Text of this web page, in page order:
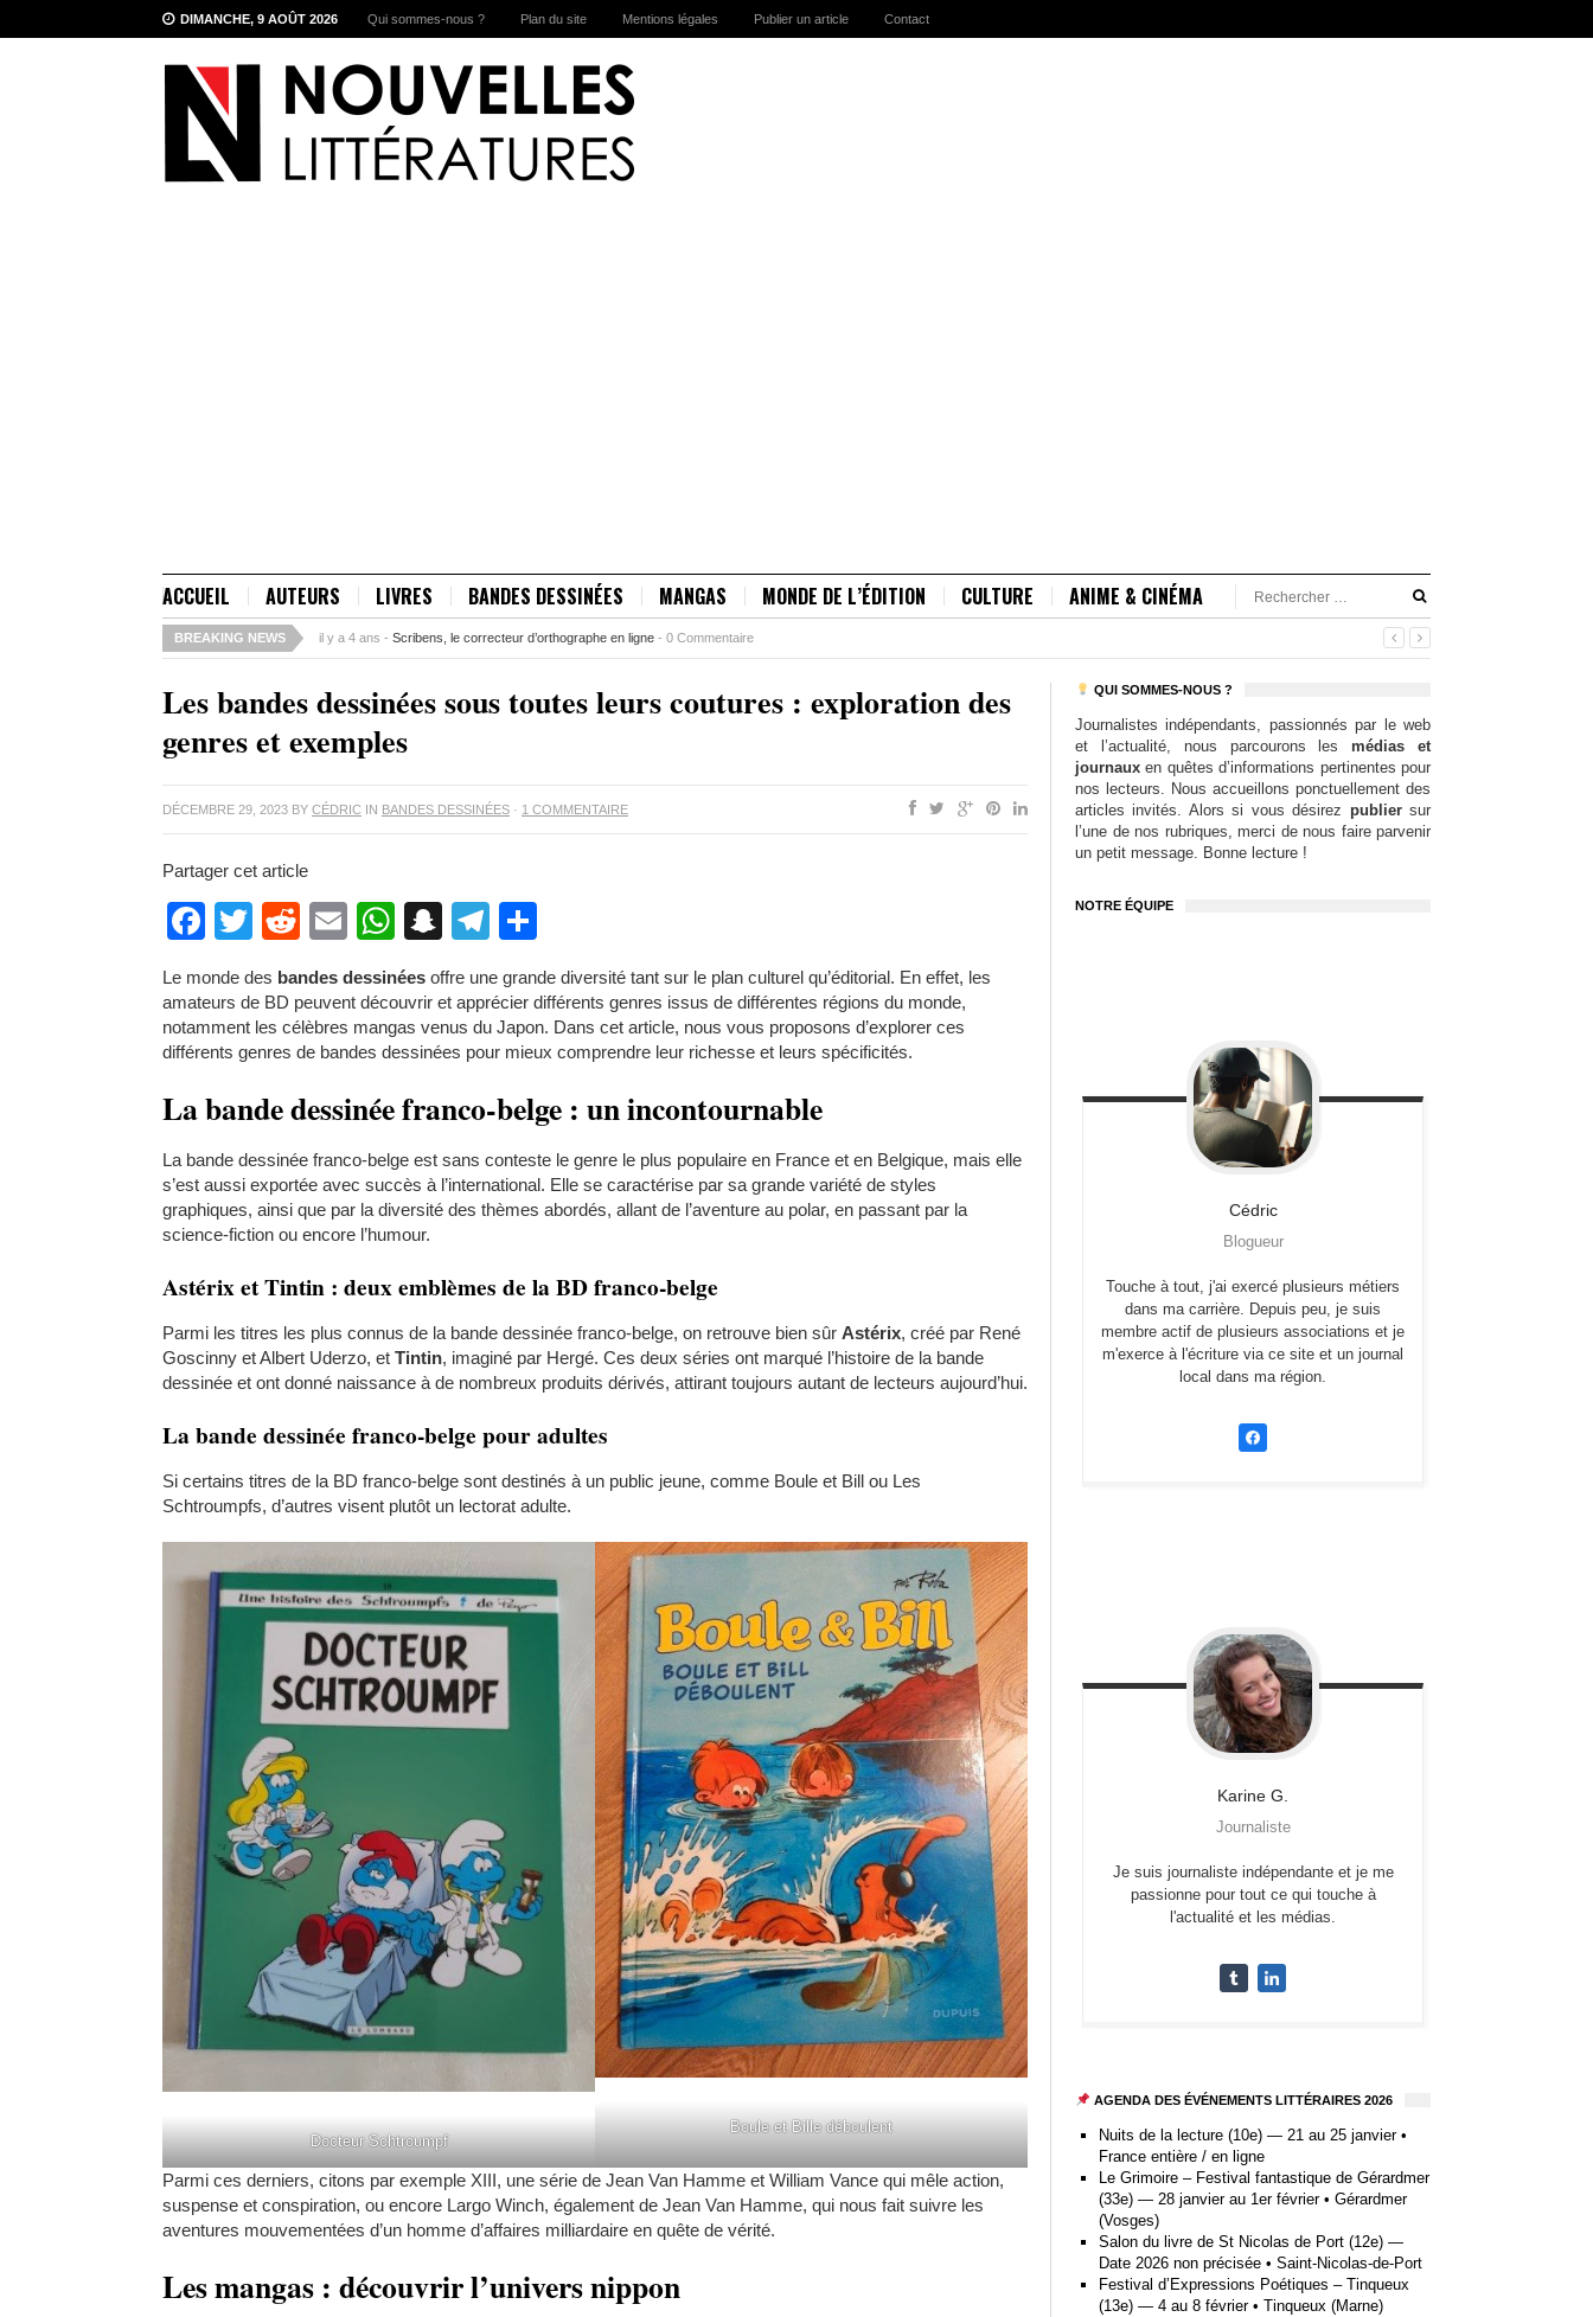
DIMANCHE, 9 AOÛT 2026 Qui sommes-nous ? Plan du site Mentions légales Publier un article Contact
ACCUEIL AUTEURS LIVRES BANDES DESSINÉES MANGAS MONDE DE L’ÉDITION CULTURE ANIME & CINÉMA
BREAKING NEWS il y a 5 ans - Comment savoir si un stylo Montblanc est original ?-0 Commentaire
Les bandes dessinées sous toutes leurs coutures : exploration des
genres et exemples
DÉCEMBRE 29, 2023 BY CÉDRIC IN BANDES DESSINÉES · 1 COMMENTAIRE
Partager cet article
Facebook
Twitter
RedditEmailWhatsApp
Snapchat
Telegram
Le monde des bandes dessinées offre une grande diversité tant sur le plan culturel qu’éditorial. En effet, les
amateurs de BD peuvent découvrir et apprécier différents genres issus de différentes régions du monde,
notamment les célèbres mangas venus du Japon. Dans cet article, nous vous proposons d’explorer ces
différents genres de bandes dessinées pour mieux comprendre leur richesse et leurs spécificités.
La bande dessinée franco-belge : un incontournable
La bande dessinée franco-belge est sans conteste le genre le plus populaire en France et en Belgique, mais elle
s’est aussi exportée avec succès à l’international. Elle se caractérise par sa grande variété de styles
graphiques, ainsi que par la diversité des thèmes abordés, allant de l’aventure au polar, en passant par la
science-fiction ou encore l’humour.
Astérix et Tintin : deux emblèmes de la BD franco-belge
Parmi les titres les plus connus de la bande dessinée franco-belge, on retrouve bien sûr Astérix, créé par René
Goscinny et Albert Uderzo, et Tintin, imaginé par Hergé. Ces deux séries ont marqué l’histoire de la bande
dessinée et ont donné naissance à de nombreux produits dérivés, attirant toujours autant de lecteurs aujourd’hui.
La bande dessinée franco-belge pour adultes
Si certains titres de la BD franco-belge sont destinés à un public jeune, comme Boule et Bill ou Les
Schtroumpfs, d’autres visent plutôt un lectorat adulte.
Docteur Schtroumpf
Boule et Bille déboulent
Parmi ces derniers, citons par exemple XIII, une série de Jean Van Hamme et William Vance qui mêle action,
suspense et conspiration, ou encore Largo Winch, également de Jean Van Hamme, qui nous fait suivre les
aventures mouvementées d’un homme d’affaires milliardaire en quête de vérité.
Les mangas : découvrir l’univers nippon
QUI SOMMES-NOUS ?
Journalistes indépendants, passionnés par le web
et l’actualité, nous parcourons lesmédias et
journaux en quêtes d’informations pertinentes pour
nos lecteurs. Nous accueillons ponctuellement des
articles invités. Alors si vous désirez publiersur
l’une de nos rubriques, merci de nous faire parvenir
un petit message. Bonne lecture !
NOTRE ÉQUIPE
Cédric
Blogueur
Touche à tout, j'ai exercé plusieurs métiers
dans ma carrière. Depuis peu, je suis
membre actif de plusieurs associations et je
m'exerce à l'écriture via ce site et un journal
local dans ma région.
Karine G.
Journaliste
Je suis journaliste indépendante et je me
passionne pour tout ce qui touche à
l'actualité et les médias.
AGENDA DES ÉVÉNEMENTS LITTÉRAIRES 2026
Nuits de la lecture (10e) — 21 au 25 janvier •
France entière / en ligne
Le Grimoire – Festival fantastique de Gérardmer
(33e) — 28 janvier au 1er février • Gérardmer
(Vosges)
Salon du livre de St Nicolas de Port (12e) —
Date 2026 non précisée • Saint-Nicolas-de-Port
Festival d’Expressions Poétiques – Tinqueux
(13e) — 4 au 8 février • Tinqueux (Marne)